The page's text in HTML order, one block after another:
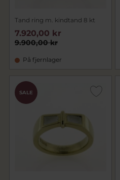
Tand ring m. kindtand 8 kt
9.900,00 kr
7.920,00 kr
På fjernlager
SALE